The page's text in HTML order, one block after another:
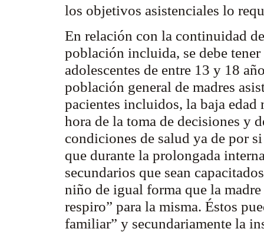
los objetivos asistenciales lo
En relación con la continuidad
población incluida, se debe
adolescentes de entre 13 y 18
población general de madres
pacientes incluidos, la baja
hora de la toma de decisiones y
condiciones de salud ya de por
que durante la prolongada
secundarios que sean
niño de igual forma que la
respiro” para la misma. Éstos
familiar” y secundariamente la